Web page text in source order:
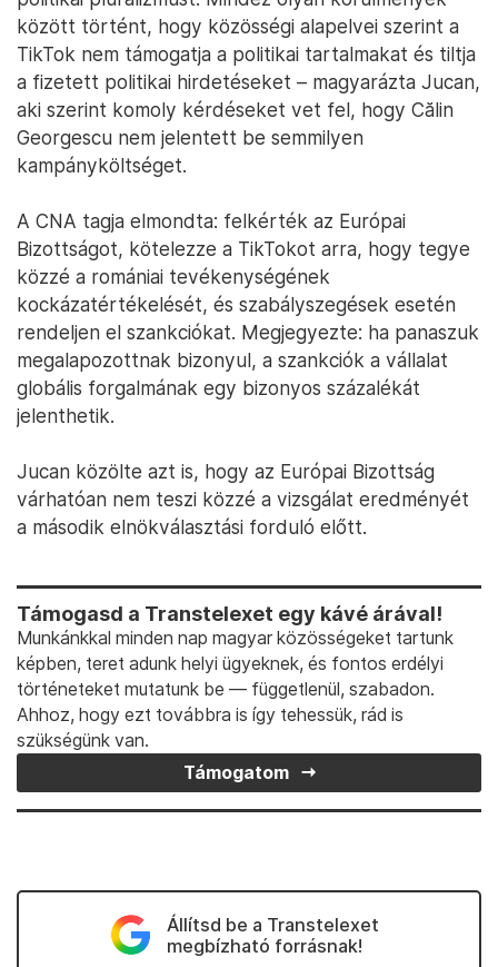
között történt, hogy közösségi alapelvei szerint a
TikTok nem támogatja a politikai tartalmakat és tiltja
a fizetett politikai hirdetéseket – magyarázta Jucan,
aki szerint komoly kérdéseket vet fel, hogy Călin
Georgescu nem jelentett be semmilyen
kampányköltséget.
A CNA tagja elmondta: felkérték az Európai
Bizottságot, kötelezze a TikTokot arra, hogy tegye
közzé a romániai tevékenységének
kockázatértékelését, és szabályszegések esetén
rendeljen el szankciókat. Megjegyezte: ha panaszuk
megalapozottnak bizonyul, a szankciók a vállalat
globális forgalmának egy bizonyos százalékát
jelenthetik.
Jucan közölte azt is, hogy az Európai Bizottság
várhatóan nem teszi közzé a vizsgálat eredményét
a második elnökválasztási forduló előtt.
Támogasd a Transtelexet egy kávé árával!
Munkánkkal minden nap magyar közösségeket tartunk
képben, teret adunk helyi ügyeknek, és fontos erdélyi
történeteket mutatunk be — függetlenül, szabadon.
Ahhoz, hogy ezt továbbra is így tehessük, rád is
szükségünk van.
Támogatom
Állítsd be a Transtelexet
megbízható forrásnak!